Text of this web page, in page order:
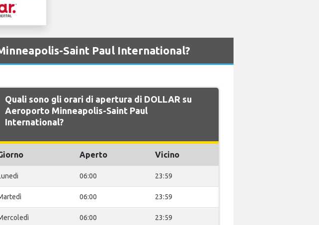
Saint Paul International?
Quali sono gli orari di apertura di DOLLAR su
Aeroporto Minneapolis-Saint Paul
International?
Aperto Vicino
06:00 23:59
06:00 23:59
06:00 23:59